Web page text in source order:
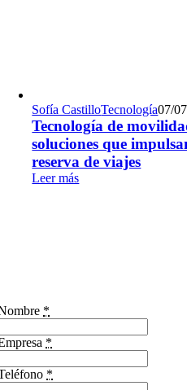
Sofía CastilloTecnología07/
Tecnología de
soluciones que
reserva de viajes
Leer más
*
*
*